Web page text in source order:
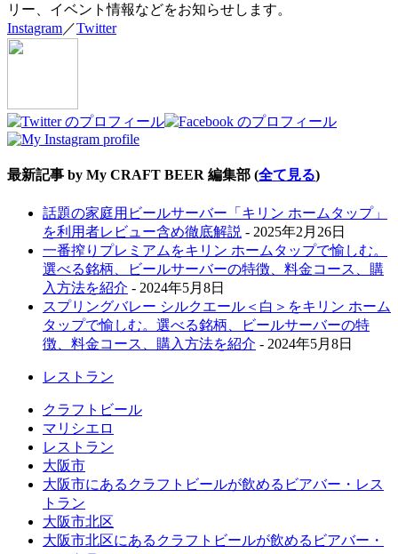
リー、イベント情報などをお知らせします。
Instagram／Twitter
最新記事 by My CRAFT BEER 編集部 (全て見る)
話題の家庭用ビールサーバー「キリン ホームタップ」
を利用者レビュー含め徹底解説 - 2025年2月26日
一番搾りプレミアムをキリン ホームタップで愉しむ。
選べる銘柄、ビールサーバーの特徴、料金コース、購
入方法を紹介 - 2024年5月8日
スプリングバレー シルクエール＜白＞をキリン ホーム
タップで愉しむ。選べる銘柄、ビールサーバーの特
徴、料金コース、購入方法を紹介 - 2024年5月8日
レストラン
クラフトビール
マリシエロ
レストラン
大阪市
大阪市にあるクラフトビールが飲めるビアバー・レス
トラン
大阪市北区
大阪市北区にあるクラフトビールが飲めるビアバー・